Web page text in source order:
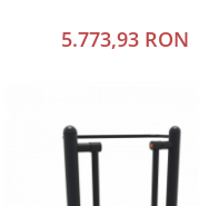
5.773,93 RON